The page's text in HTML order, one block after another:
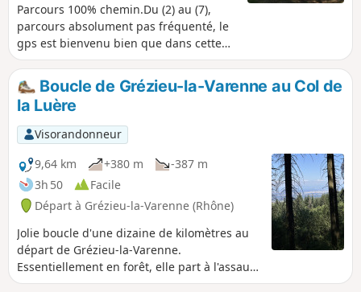
Parcours 100% chemin.Du (2) au (7),
parcours absolument pas fréquenté, le
gps est bienvenu bien que dans cette
vallée encaissée il y a un léger décalage
avec le vrai tracé.Suite à des chutes
d'arbres le secteur du parc est
compliqué et c'est avec le GPS et logique
que vous pourrez progresser.Bien que
ce ne soit pas une randonnée de
montagne, ne pas faire cette sortie si
vous ne randonnez que sur des grands
chemins balisés, car c’est un secteurs
sans trace. J'ai supprimé une petite
partie sauvage de la rando mais qui
était devenue presque impraticable.
Boucle de Grézieu-la-Varenne au Col de
la Luère
Visorandonneur
9,64 km
+380 m
-387 m
3h 50
Facile
Départ à Grézieu-la-Varenne (Rhône)
Jolie boucle d'une dizaine de kilomètres au
départ de Grézieu-la-Varenne.
Essentiellement en forêt, elle part à l'assaut
du mythique Col de la Luère.